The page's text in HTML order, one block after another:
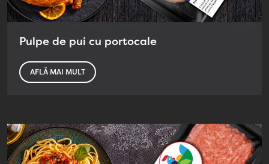
Pulpe de pui cu portocale
AFLĂ MAI MULT